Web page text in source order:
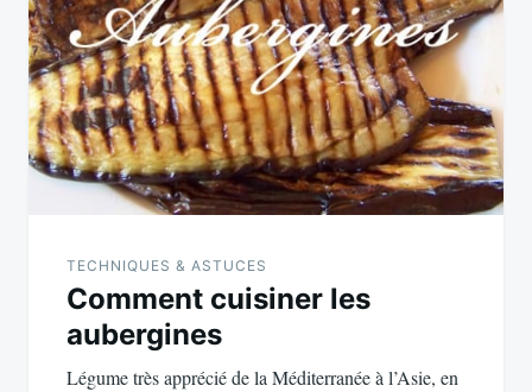
TECHNIQUES & ASTUCES
Comment cuisiner les
aubergines
Légume très apprécié de la Méditerranée à l’Asie, en